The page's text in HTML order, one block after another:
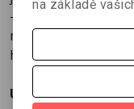
– kniha zůstane
ruku máte volnou
hlazení vašeho
Upozornění:
na základě